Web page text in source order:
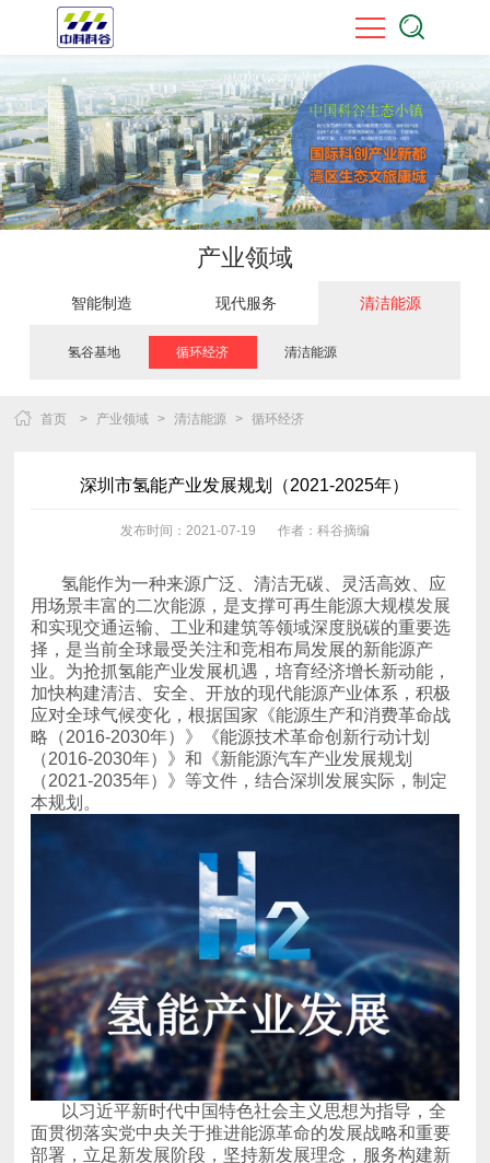
产业领域
智能制造 现代服务 清洁能源
氢谷基地 循环经济 清洁能源
首页 > 产业领域 > 清洁能源 > 循环经济
深圳市氢能产业发展规划（2021-2025年）
发布时间：2021-07-19 作者：科谷摘编
本规划。